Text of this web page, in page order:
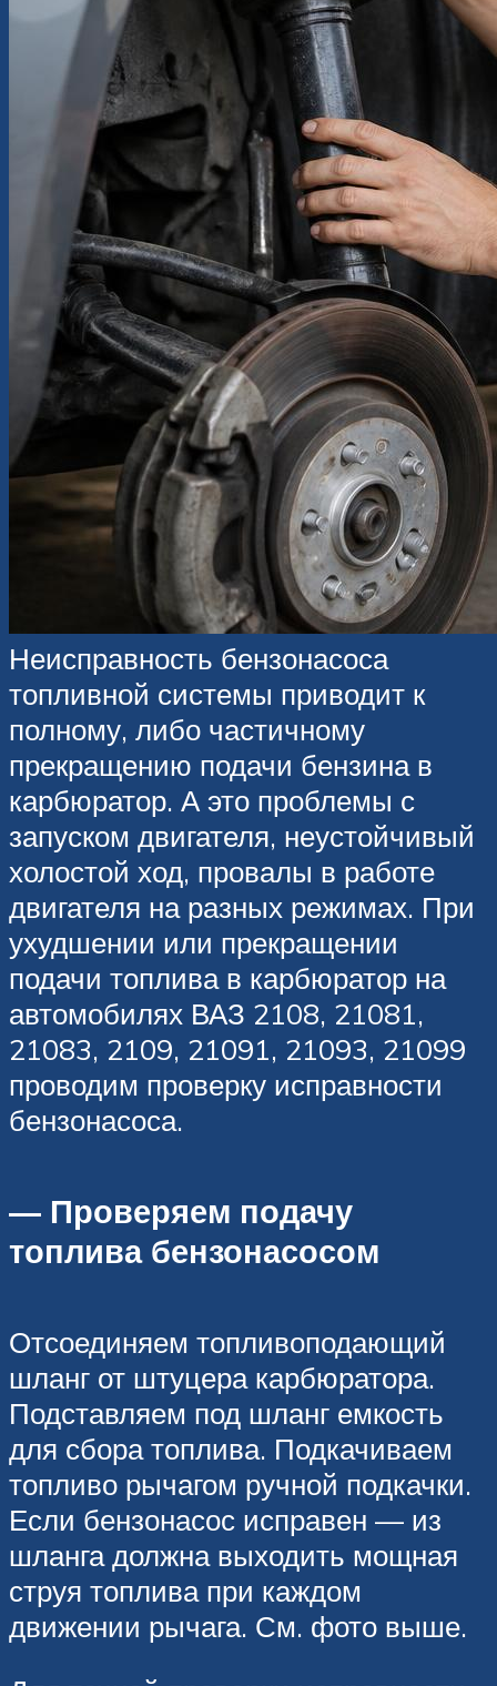
Неисправность бензонасоса
топливной системы приводит к
полному, либо частичному
прекращению подачи бензина в
карбюратор. А это проблемы с
запуском двигателя, неустойчивый
холостой ход, провалы в работе
двигателя на разных режимах. При
ухудшении или прекращении
подачи топлива в карбюратор на
автомобилях ВАЗ 2108, 21081,
21083, 2109, 21091, 21093, 21099
проводим проверку исправности
бензонасоса.
— Проверяем подачу
топлива бензонасосом
Отсоединяем топливоподающий
шланг от штуцера карбюратора.
Подставляем под шланг емкость
для сбора топлива. Подкачиваем
топливо рычагом ручной подкачки.
Если бензонасос исправен — из
шланга должна выходить мощная
струя топлива при каждом
движении рычага. См. фото выше.